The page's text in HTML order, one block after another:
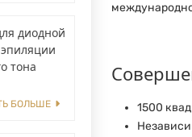
1500
диодной
тона
БОЛЬШЕ